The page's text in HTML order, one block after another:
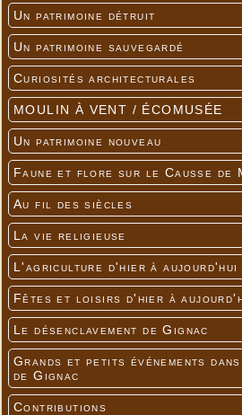
Un patrimoine détruit
Un patrimoine sauvegardé
Curiosités architecturales
MOULIN À VENT / ÉCOMUSÉE
Un patrimoine nouveau
Faune et flore sur le Causse de
Au fil des siècles
La vie religieuse
L'agriculture d'hier à aujourd'hui
Fêtes et loisirs d'hier à
Le désenclavement de Gignac
Grands et petits événements
de Gignac
Contributions